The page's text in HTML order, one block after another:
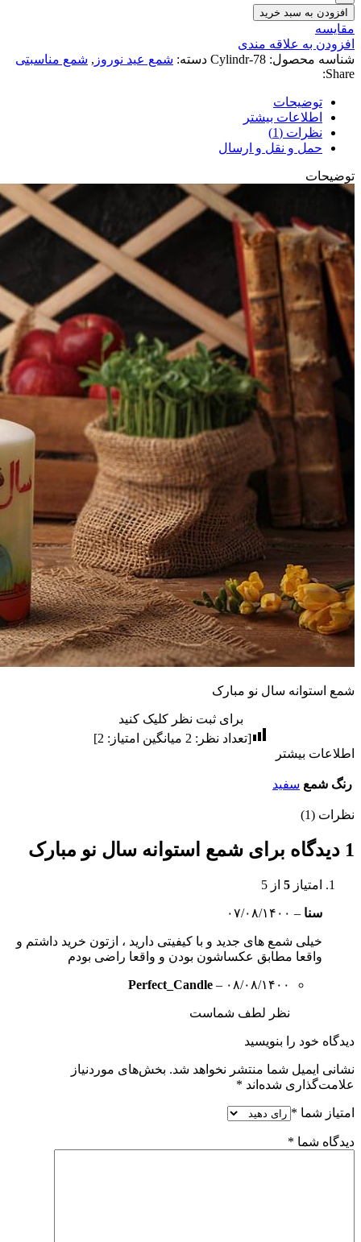
افزودن به سبد خرید
مقايسه
افزودن به علاقه مندی
شناسه محصول: Cylindr-78 دسته: شمع عید نوروز , شمع مناسبتی
Share:
توضیحات
اطلاعات بیشتر
نظرات (1)
حمل و نقل و ارسال
توضیحات
شمع استوانه سال نو مبارک
برای ثبت نظر کلیک کنید
[تعداد نظر: 2 میانگین امتیاز: 2
]
اطلاعات بیشتر
رنگ شمع سفید
نظرات (1)
1 دیدگاه برای شمع استوانه سال نو مبارک
امتیاز 5 از 5
سنا – ۰۷/۰۸/۱۴۰۰
خیلی شمع های جدید و با کیفیتی دارید ، ازتون خرید داشتم و
واقعا مطابق عکساشون بودن و واقعا راضی بودم
Perfect_Candle – ۰۸/۰۸/۱۴۰۰
نظر لطف شماست
دیدگاه خود را بنویسید
نشانی ایمیل شما منتشر نخواهد شد. بخش‌های موردنیاز
علامت‌گذاری شده‌اند *
امتیاز شما *
دیدگاه شما *